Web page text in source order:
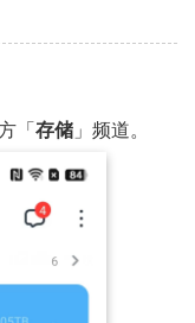
「 存储 」频道。